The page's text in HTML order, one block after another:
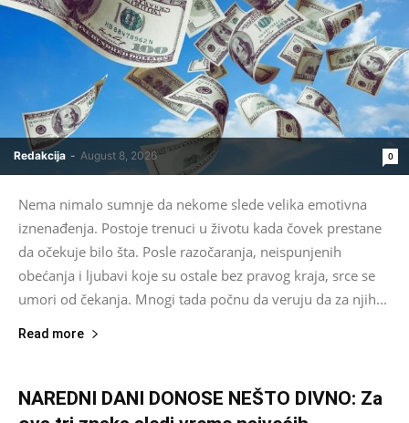
Redakcija - August 8, 2026 0
Nema nimalo sumnje da nekome slede velika emotivna
iznenađenja. Postoje trenuci u životu kada čovek prestane
da očekuje bilo šta. Posle razočaranja, neispunjenih
obećanja i ljubavi koje su ostale bez pravog kraja, srce se
umori od čekanja. Mnogi tada počnu da veruju da za njih...
Read more
NAREDNI DANI DONOSE NEŠTO DIVNO: Za